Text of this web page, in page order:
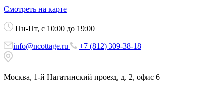
Смотреть на карте
Пн-Пт, с 10:00 до 19:00
info@ncottage.ru +7 (812) 309-38-18
Москва, 1-й Нагатинский проезд, д. 2, офис 6